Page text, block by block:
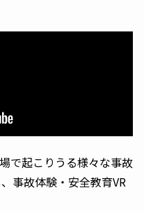
で起こりうる様々な事故
事故体験・安全教育VR